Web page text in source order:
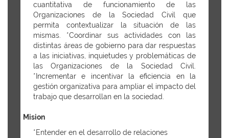
cuantitativa de funcionamiento de las
Organizaciones de la Sociedad Civil que
permita contextualizar la situación de las
mismas. *Coordinar sus actividades con las
distintas áreas de gobierno para dar respuestas
a las iniciativas, inquietudes y problemáticas de
las Organizaciones de la Sociedad Civil.
*Incrementar e incentivar la eficiencia en la
gestión organizativa para ampliar el impacto del
trabajo que desarrollan en la sociedad.
Mision
*Entender en el desarrollo de relaciones